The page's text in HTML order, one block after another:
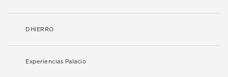
DHIERRO
Experiencias Palacio